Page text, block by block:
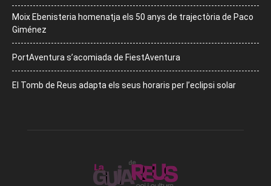
Moix Ebenisteria homenatja els 50 anys de trajectòria de Paco
Giménez
PortAventura s’acomiada de FiestAventura
El Tomb de Reus adapta els seus horaris per l’eclipsi solar